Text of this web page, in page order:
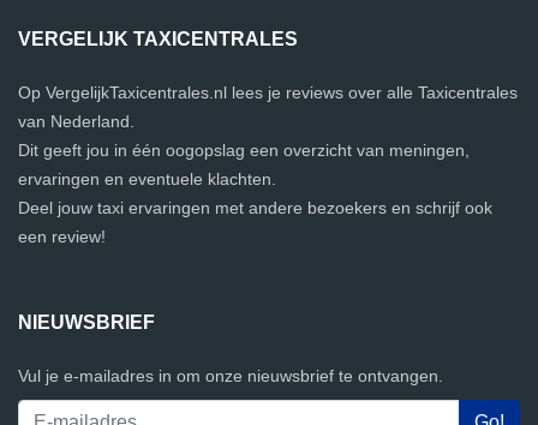
VERGELIJK TAXICENTRALES
Op VergelijkTaxicentrales.nl lees je reviews over alle Taxicentrales
van Nederland.
Dit geeft jou in één oogopslag een overzicht van meningen,
ervaringen en eventuele klachten.
Deel jouw taxi ervaringen met andere bezoekers en schrijf ook
een review!
NIEUWSBRIEF
Vul je e-mailadres in om onze nieuwsbrief te ontvangen.